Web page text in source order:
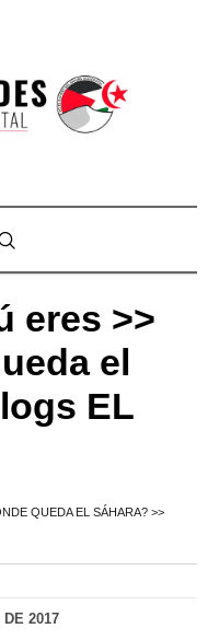
eres >>
el
EL
QUEDA EL SÁHARA? >>
DE 2017